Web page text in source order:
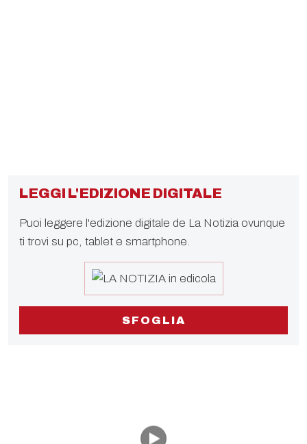
LEGGI L'EDIZIONE DIGITALE
Puoi leggere l'edizione digitale de La Notizia ovunque
ti trovi su pc, tablet e smartphone.
SFOGLIA